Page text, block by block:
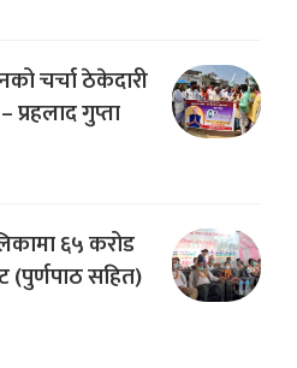
चर्चा ठेकेदारी
गुप्ता
६५ करोड
(पुर्णपाठ सहित)